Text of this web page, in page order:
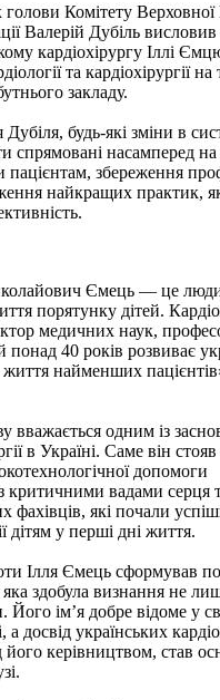
Комітету Верховної
Валерій Дубіль
кардіохірургу Іллі
та кардіохірургії на
закладу.
будь-які зміни в
спрямовані насамперед
пацієнтам, збереження
найкращих практик,
Ємець — це
порятунку дітей.
медичних наук,
понад 40 років розвиває
найменших
вважається одним із
в Україні. Саме він
допомоги
критичними вадами серця
фахівців, які почали
дітям у перші дні життя.
Ілля Ємець сформував
здобула визнання не
Його ім’я добре відоме у
а досвід українських
його керівництвом, став